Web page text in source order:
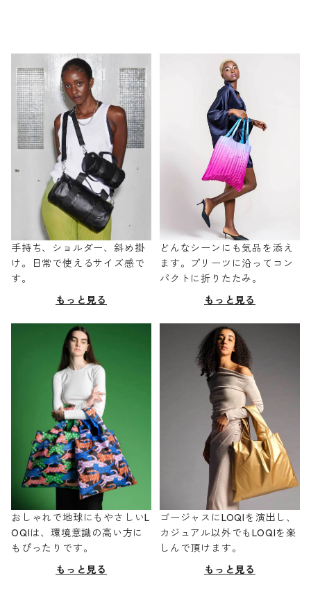
手持ち、ショルダー、斜め掛
け。日常で使えるサイズ感で
す。
もっと見る
どんなシーンにも気品を添え
ます。プリーツに沿ってコン
パクトに折りたたみ。
もっと見る
おしゃれで地球にもやさしいL
OQIは、環境意識の高い方に
もぴったりです。
もっと見る
ゴージャスにLOQIを演出し、
カジュアル以外でもLOQIを楽
しんで頂けます。
もっと見る